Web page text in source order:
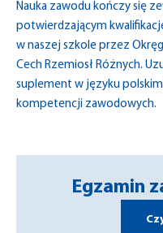
Nauka zawodu kończy się
potwierdzającym
w naszej szkole przez
Cech Rzemiosł Różnych.
suplement w języku
kompetencji zawodowych.
Egzamin